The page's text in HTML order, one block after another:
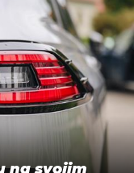
na svojim